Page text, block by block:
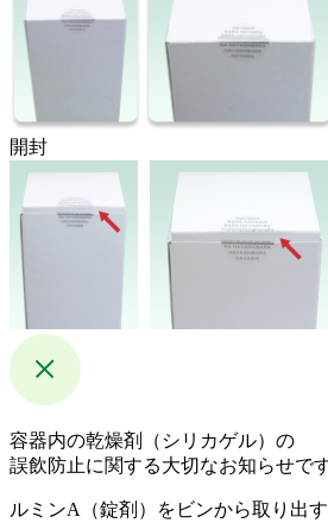
開封
容器内の乾燥剤（シリカゲル）の
誤飲防止に関する大切なお知らせです
ルミンA（錠剤）をビンから取り出